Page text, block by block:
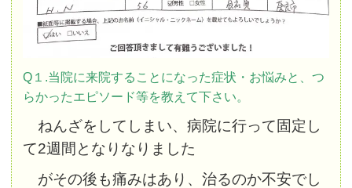
Q１.当院に来院することになった症状・お悩みと、つ
らかったエピソード等を教えて下さい。
ねんざをしてしまい、病院に行って固定し
て2週間となりなりました
がその後も痛みはあり、治るのか不安でし